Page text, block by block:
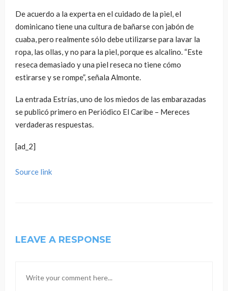
De acuerdo a la experta en el cuidado de la piel, el
dominicano tiene una cultura de bañarse con jabón de
cuaba, pero realmente sólo debe utilizarse para lavar la
ropa, las ollas, y no para la piel, porque es alcalino. “Este
reseca demasiado y una piel reseca no tiene cómo
estirarse y se rompe”, señala Almonte.
La entrada Estrías, uno de los miedos de las embarazadas
se publicó primero en Periódico El Caribe – Mereces
verdaderas respuestas.
[ad_2]
Source link
LEAVE A RESPONSE